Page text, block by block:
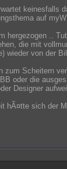
keinesfalls
auf
hergezogen ..
die mit
wieder von der
Scheitern
oder die
Designer
hÃ¤tte sich der